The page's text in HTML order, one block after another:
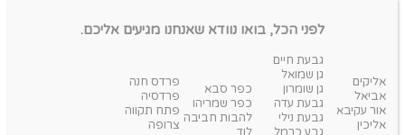
לפני הכל, בואו נוודא שאנחנו מגיעים אליכם.
אליקים
אביאל
אור עקיבא
אליכין
גבעת חיים
גן שמואל
גן שומרון
גבעת עדה
גבעת נילי
כפר סבא
כפר שמריהו
להבות חביבה
פרדס חנה
פרדסיה
פתח תקווה
צרופה